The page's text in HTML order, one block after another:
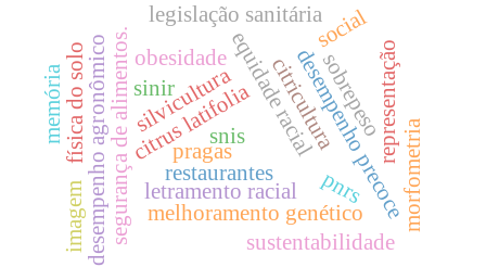
equidade racial
letramento racial
segurança de alimentos.
legislação sanitária
citrus latifoliacitricultura
desempenho precoce
melhoramento genético
desempenho agronômico pragas morfometria
silvicultura sobrepeso
obesidade
física do solo
pnrs
snis
sinir
memória
imagem
representação
sustentabilidade
social
restaurantes